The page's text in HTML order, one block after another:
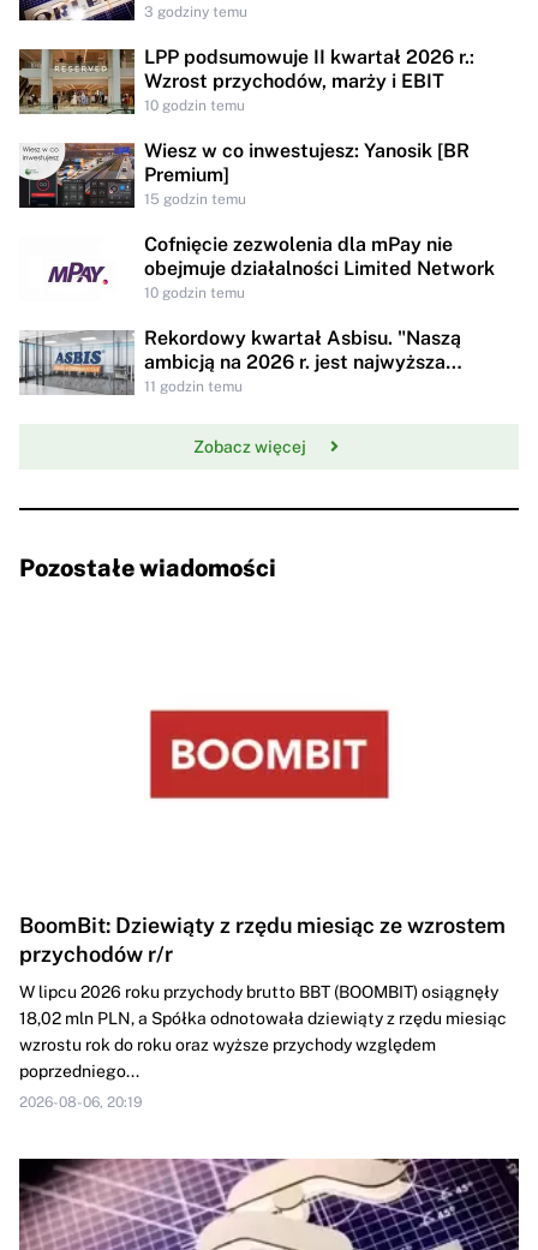
3 godziny temu
LPP podsumowuje II kwartał 2026 r.:
Wzrost przychodów, marży i EBIT
10 godzin temu
Wiesz w co inwestujesz: Yanosik [BR
Premium]
15 godzin temu
Cofnięcie zezwolenia dla mPay nie
obejmuje działalności Limited Network
10 godzin temu
Rekordowy kwartał Asbisu. "Naszą
ambicją na 2026 r. jest najwyższa
rentowności w historii"
11 godzin temu
Zobacz więcej
Pozostałe wiadomości
BoomBit: Dziewiąty z rzędu miesiąc ze wzrostem
przychodów r/r
W lipcu 2026 roku przychody brutto BBT (BOOMBIT) osiągnęły
18,02 mln PLN, a Spółka odnotowała dziewiąty z rzędu miesiąc
wzrostu rok do roku oraz wyższe przychody względem
poprzedniego...
2026-08-06, 20:19